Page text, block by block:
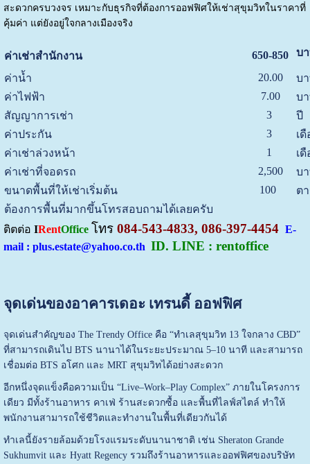
สะดวกครบวงจร เหมาะกับธุรกิจที่ต้องการออฟฟิศให้เช่าสุขุมวิทในราคาที่
คุ้มค่า แต่ยังอยู่ใจกลางเมืองจริง
ค่าเช่าสำนักงาน 650-850 บ
ค่าน้ำ 20.00
บ
ค่าไฟฟ้า
7.00
บ
สัญญาการเช่า
3
ปี
ค่าประกัน
3
เ
ค่าเช่าล่วงหน้า
1
เ
ค่าเช่าที่จอดรถ
2,500
บ
ขนาดพื้นที่ให้เช่าเริ่มต้น
100
ต
ต้องการพื้นที่มากขึ้นโทรสอบถามได้เลยครับ
ติตต่อ IRentOffice โทร084-543-4833, 086-397-4454 E-
mail : plus.estate@yahoo.co.th ID. LINE : rentoffice
จุดเด่นของอาคารเดอะ เทรนดี้ ออฟฟิศ
จุดเด่นสำคัญของ The Trendy Office คือ “ทำเลสุขุมวิท 13 ใจกลาง CBD”
ที่สามารถเดินไป BTS นานาได้ในระยะประมาณ 5–10 นาที และสามารถ
เชื่อมต่อ BTS อโศก และ MRT สุขุมวิทได้อย่างสะดวก
อีกหนึ่งจุดแข็งคือความเป็น “Live–Work–Play Complex” ภายในโครงการ
เดียว มีทั้งร้านอาหาร คาเฟ่ ร้านสะดวกซื้อ และพื้นที่ไลฟ์สไตล์ ทำให้
พนักงานสามารถใช้ชีวิตและทำงานในพื้นที่เดียวกันได้
ทำเลนี้ยังรายล้อมด้วยโรงแรมระดับนานาชาติ เช่น Sheraton Grande
Sukhumvit และ Hyatt Regency รวมถึงร้านอาหารและออฟฟิศของบริษัท